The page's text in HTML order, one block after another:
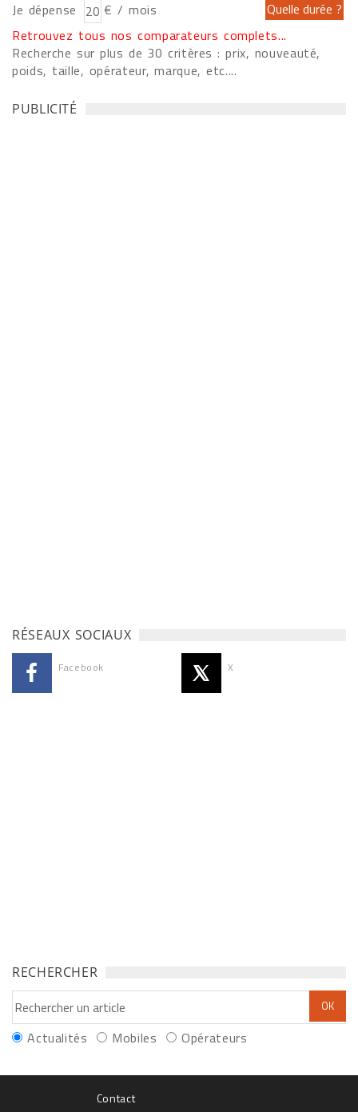
Je dépense
€ / mois
Retrouvez tous nos comparateurs complets...
Recherche sur plus de 30 critères : prix, nouveauté,
poids, taille, opérateur, marque, etc....
PUBLICITÉ
RÉSEAUX SOCIAUX
Facebook X
RECHERCHER
Actualités Mobiles Opérateurs
Contact